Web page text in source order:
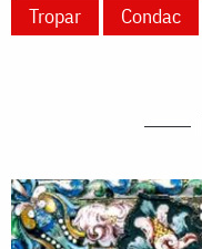
Tropar
Condac